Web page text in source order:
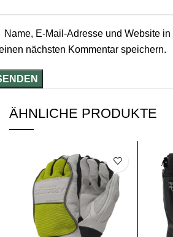
Name, E-Mail-Adresse und Website
nächsten Kommentar speichern.
ÄHNLICHE PRODUKTE